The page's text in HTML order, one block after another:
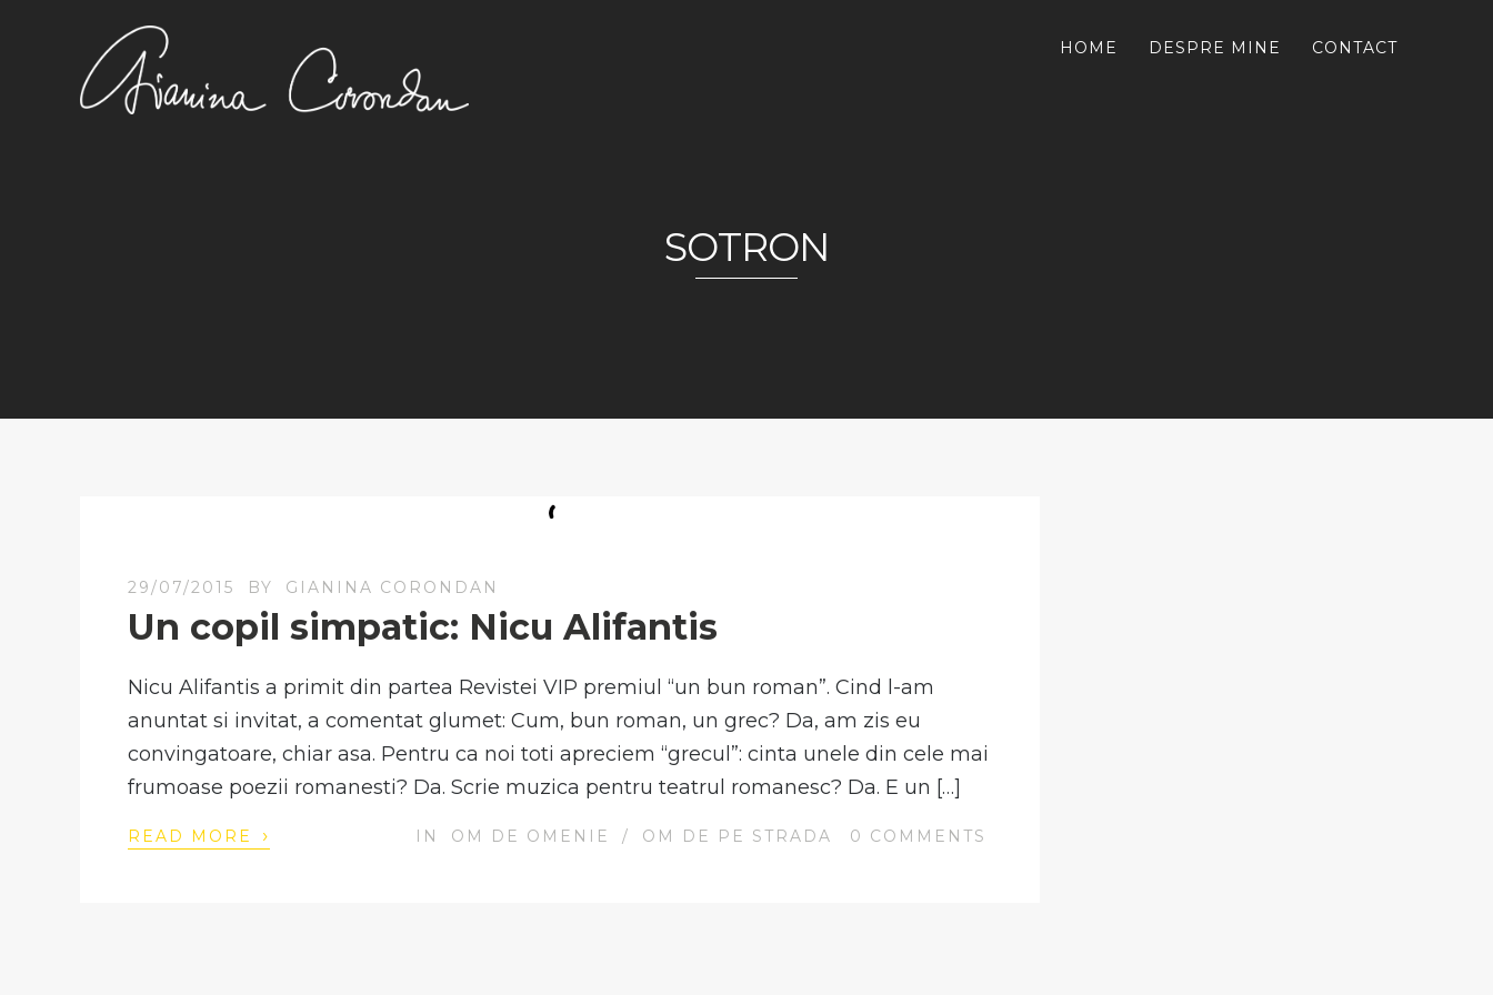
HOME DESPRE MINE CONTACT
SOTRON
29/07/2015 BY GIANINA CORONDAN
Un copil simpatic: Nicu Alifantis
Nicu Alifantis a primit din partea Revistei VIP premiul “un bun roman”. Cind l-am
anuntat si invitat, a comentat glumet: Cum, bun roman, un grec? Da, am zis eu
convingatoare, chiar asa. Pentru ca noi toti apreciem “grecul”: cinta unele din cele mai
frumoase poezii romanesti? Da. Scrie muzica pentru teatrul romanesc? Da. E un […]
READ MORE › IN OM DE OMENIE / OM DE PE STRADA 0 COMMENTS